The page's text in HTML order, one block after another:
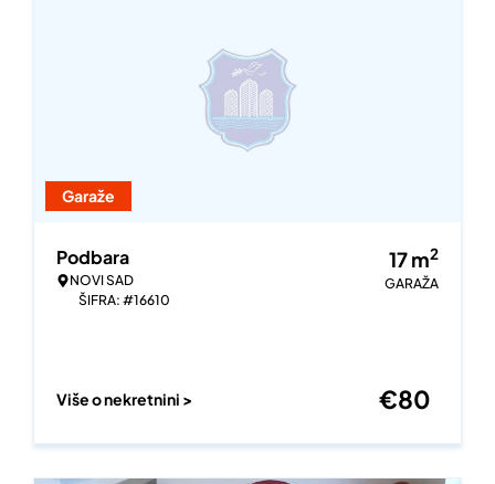
Garaže
Podbara
NOVI SAD
ŠIFRA: #16610
17m2
GARAŽA
Više o nekretnini > €80